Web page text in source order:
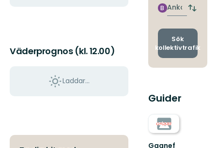
Väderprognos (kl. 12.00)
Laddar...
Ankomst
B
Byt
och
Sök
kollektivtrafik
Guider
Gagnef